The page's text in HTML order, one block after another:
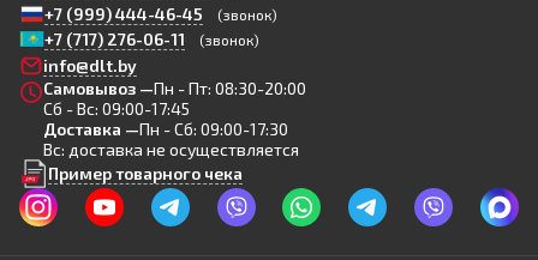
+7 (999) 444-46-45 (звонок)
+7 (717) 276-06-11 (звонок)
info@dlt.by
Самовывоз —Пн - Пт: 08:30-20:00
Сб - Вс: 09:00-17:45
Доставка —Пн - Сб: 09:00-17:30
Вс: доставка не осуществляется
Пример товарного чека